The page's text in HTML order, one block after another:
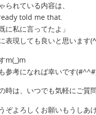
られている内容は、
told me that.
に私に言ってたよ」
表現しても良いと思います(
m(_)m
参考になれば幸いです
時は、いつでも気軽にご質
よろしくお願いもうしあ